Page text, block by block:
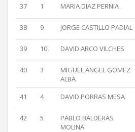
37 1 MARIA DIAZ PERNIA
38 9 JORGE CASTILLO PADIAL
39 10 DAVID ARCO VILCHES
40 3
MIGUEL ANGEL GOMEZ
ALBA
41 4 DAVID PORRAS MESA
42 5
PABLO BALDERAS
MOLINA